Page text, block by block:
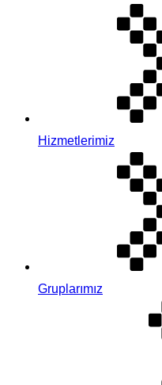
Hizmetlerimiz
Gruplarımız